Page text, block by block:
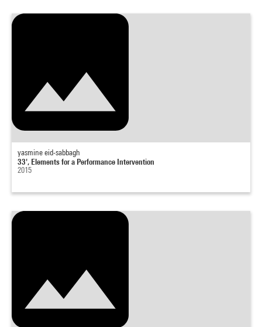
yasmine eid-sabbagh
33', Elements for a Performance Intervention
2015